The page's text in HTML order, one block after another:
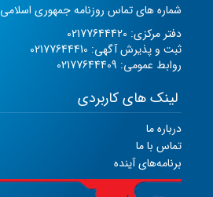
شماره های تماس روزنامه جمهوری اسلامی
دفتر مرکزی: 02177644420
ثبت و پذیرش آگهی: 02177644410
روابط عمومی: 02177644409
لینک های کاربردی
درباره ما
تماس با ما
برنامه‌های آینده